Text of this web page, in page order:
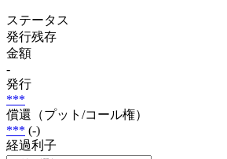
ステータス
発行残存
金額
-
発行
***
償還（プット/コール権）
*** (-)
経過利子